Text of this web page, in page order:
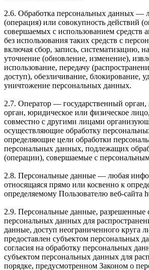
2.6. Обработка персональных данных —
(операция) или совокупность действий
совершаемых с использованием средств
без использования таких средств с
включая сбор, запись, систематизацию,
уточнение (обновление, изменение),
использование, передачу
доступ), обезличивание, блокирование,
уничтожение персональных данных.
2.7. Оператор — государственный
орган, юридическое или физическое
совместно с другими лицами
осуществляющие обработку
определяющие цели обработки
персональных данных, подлежащих
(операции), совершаемые с
2.8. Персональные данные — любая
относящаяся прямо или косвенно к
определяемому Пользователю веб-сайта
2.9. Персональные данные, разрешенные
персональных данных для
данные, доступ неограниченного круга
предоставлен субъектом персональных
согласия на обработку персональных
субъектом персональных данных для
порядке, предусмотренном Законом о